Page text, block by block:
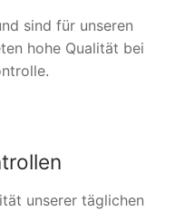
sind für unseren
hohe Qualität bei
unserer täglichen